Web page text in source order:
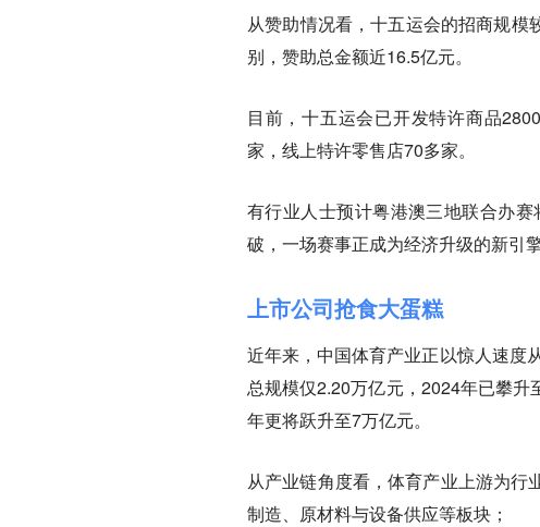
从赞助情况看，十五运会的招商规
别，赞助总金额近16.5亿元。
目前，十五运会已开发特许商品
家，线上特许零售店70多家。
有行业人士预计粤港澳三地联合办
破，一场赛事正成为经济升级的新引擎
上市公司抢食大蛋糕
近年来，中国体育产业正以惊人速度
总规模仅2.20万亿元，2024年已攀
年更将跃升至7万亿元。
从产业链角度看，体育产业上游为行
制造、原材料与设备供应等板块；